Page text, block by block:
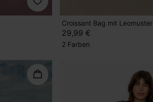
Croissant Bag mit Leomuster
29,99 €
2 Farben